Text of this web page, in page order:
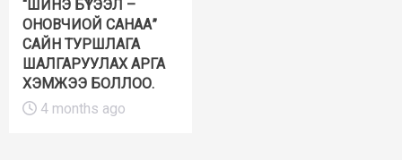
“ШИНЭ БҮТЭЭЛ –
ОНОВЧИОЙ САНАА”
САЙН ТУРШЛАГА
ШАЛГАРУУЛАХ АРГА
ХЭМЖЭЭ БОЛЛОО.
4 months ago